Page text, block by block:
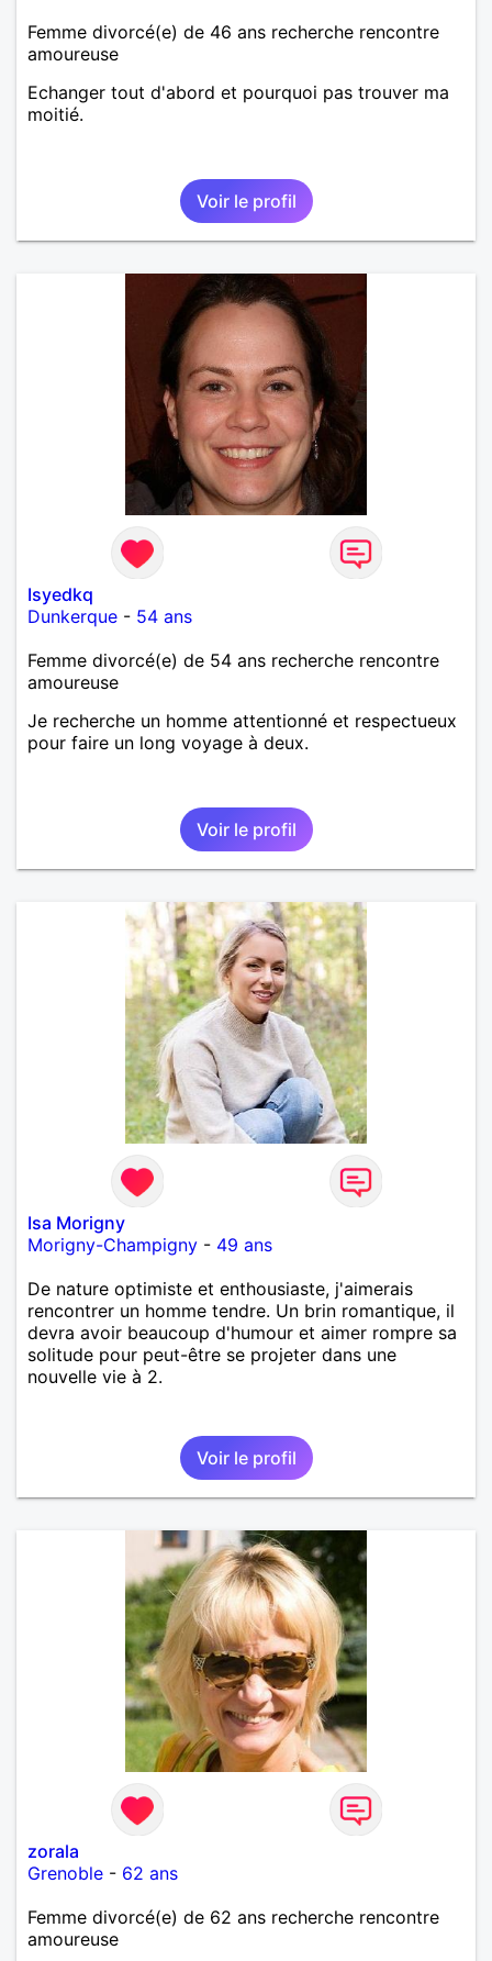
Femme divorcé(e) de 46 ans recherche rencontre
amoureuse
Echanger tout d'abord et pourquoi pas trouver ma
moitié.
Voir le profil
Isyedkq
Dunkerque - 54 ans
Femme divorcé(e) de 54 ans recherche rencontre
amoureuse
Je recherche un homme attentionné et respectueux
pour faire un long voyage à deux.
Voir le profil
Isa Morigny
Morigny-Champigny - 49 ans
De nature optimiste et enthousiaste, j'aimerais
rencontrer un homme tendre. Un brin romantique, il
devra avoir beaucoup d'humour et aimer rompre sa
solitude pour peut-être se projeter dans une
nouvelle vie à 2.
Voir le profil
zorala
Grenoble - 62 ans
Femme divorcé(e) de 62 ans recherche rencontre
amoureuse